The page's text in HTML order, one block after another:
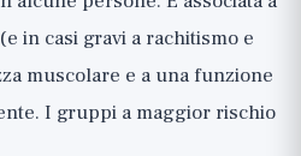
in casi gravi a rachitismo e
muscolare e a una funzione
I gruppi a maggior rischio